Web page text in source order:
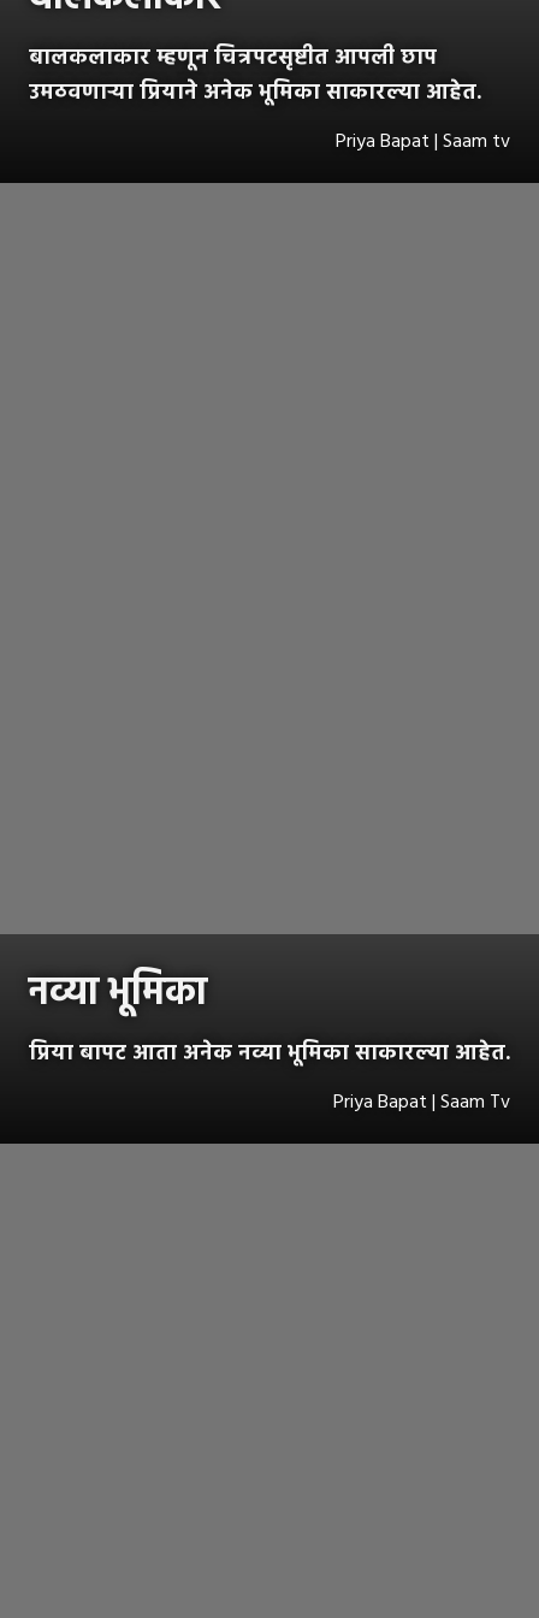
बालकलाकार म्हणून चित्रपटसृष्टीत आपली छाप
उमठवणाऱ्या प्रियाने अनेक भूमिका साकारल्या आहेत.
Priya Bapat | Saam tv
नव्या भूमिका
प्रिया बापट आता अनेक नव्या भूमिका साकारल्या आहेत.
Priya Bapat | Saam Tv